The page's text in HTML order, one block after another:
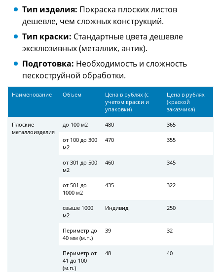
Тип изделия: Покраска плоских листов
дешевле, чем сложных конструкций.
Тип краски: Стандартные цвета дешевле
эксклюзивных (металлик, антик).
Подготовка: Необходимость и сложность
пескоструйной обработки.
Наименование Объем
Цена в рублях (с
учетом краски и
упаковки)
Цена в рублях
(краской
заказчика)
Плоские
металлоизделия
до 100 м2 480 365
от 100 до 300
м2
470 355
от 301 до 500
м2
460 345
от 501 до
1000 м2
435 322
свыше 1000
м2
Индивид. 250
Периметр до
40 мм (м.п.)
39 32
Периметр от
41 до 100
(м.п.)
48 40